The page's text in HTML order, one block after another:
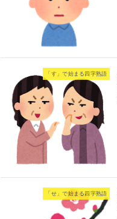
「す」で始まる四字熟語
「せ」で始まる四字熟語